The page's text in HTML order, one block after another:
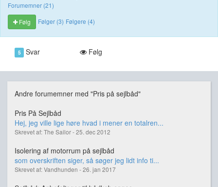
Forumemner (21)
Følg
Følger (3) Følgere (4)
5 Svar Følg
Andre forumemner med "Pris på sejlbåd"
Pris På Sejlbåd
Hej, jeg ville lige høre hvad i mener en totalren...
Skrevet af: The Sailor - 25. dec 2012
Isolering af motorrum på sejlbåd
som overskriften siger, så søger jeg lidt info ti...
Skrevet af: Vandhunden - 26. jan 2017